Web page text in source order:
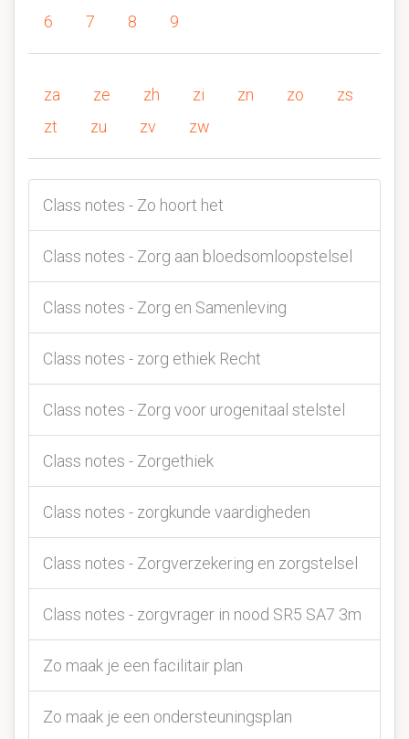
6
7 8 9
za ze zh zi zn zo
zs
zt
zu zv zw
Class notes - Zo hoort het
Class notes - Zorg aan bloedsomloopstelsel
Class notes - Zorg en Samenleving
Class notes - zorg ethiek Recht
Class notes - Zorg voor urogenitaal stelstel
Class notes - Zorgethiek
Class notes - zorgkunde vaardigheden
Class notes - Zorgverzekering en zorgstelsel
Class notes - zorgvrager in nood SR5 SA7 3m
Zo maak je een facilitair plan
Zo maak je een ondersteuningsplan